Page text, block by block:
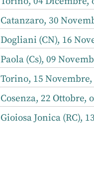
Catanzaro, 30
Dogliani (CN), 16
Paola (Cs), 09
Torino, 15 Novembre,
Cosenza, 22 Ottobre,
Gioiosa Jonica (RC),